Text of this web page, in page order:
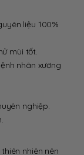
liệu 100%
mùi tốt.
nhân xương
nghiệp.
nhiên nên